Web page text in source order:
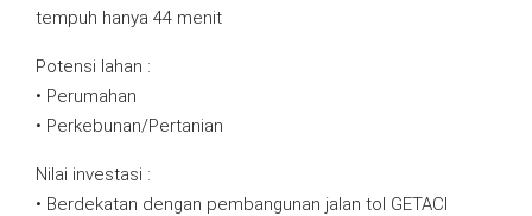
tempuh hanya 44 menit
Potensi lahan :
• Perumahan
• Perkebunan/Pertanian
Nilai investasi :
• Berdekatan dengan pembangunan jalan tol GETACI